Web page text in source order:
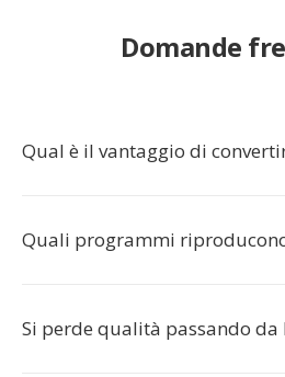
Domande
Qual è il vantaggio di
Quali programmi riproducono
Si perde qualità passando da